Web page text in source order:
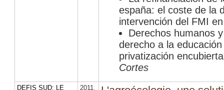
españa: el coste de la
intervención del FMI
Derechos humanos
derecho a la
privatización
Cortes
DEFIS SUD: LE
2011,